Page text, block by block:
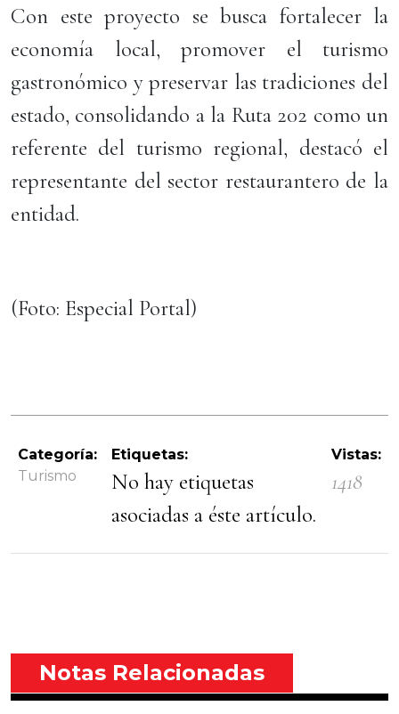
Con este proyecto se busca fortalecer la
economía local, promover el turismo
gastronómico y preservar las tradiciones del
estado, consolidando a la Ruta 202 como un
referente del turismo regional, destacó el
representante del sector restaurantero de la
entidad.
(Foto: Especial Portal)
Categoría:
Turismo
Etiquetas:
No hay etiquetas
asociadas a éste artículo.
Vistas:
1418
Notas Relacionadas